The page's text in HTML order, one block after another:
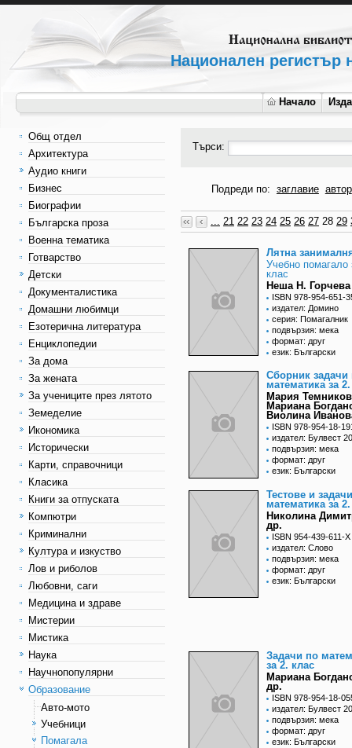
Национален регистър
Начало
Общ отдел
Архитектура
Аудио книги
Бизнес
Биографии
Българска проза
Военна тематика
Готварство
Детски
Документалистика
Домашни любимци
Езотерична литература
Енциклопедии
За дома
За жената
За учениците през лятото
Земеделие
Икономика
Исторически
Карти, справочници
Класика
Книги за отпуската
Компютри
Криминални
Култура и изкуство
Лов и риболов
Любовни, саги
Медицина и здраве
Мистерии
Мистика
Наука
Научнопопулярни
Образование
Авто-мото
Учебници
Помагала
Търси:
Подреди по: заглавие автор
... 21 22 23 24 25 26 27 28 29
Лятна
Учебно помагало
клас
Неша Н. Горчева
ISBN 978-954-651-
издател: Домино
серия: Помагалник
подвързия: мека
формат: друг
език: Български
Сборник задачи
математика за
Мария
Мариана
Виолина
ISBN 978-954-18-
издател: Булвест
подвързия: мека
формат: друг
език: Български
Тестове и
математика за
Николина
др.
ISBN 954-439-611-X
издател: Слово
подвързия: мека
формат: друг
език: Български
Задачи по
за 2. клас
Мариана
др.
ISBN 978-954-18-
издател: Булвест
подвързия: мека
формат: друг
език: Български